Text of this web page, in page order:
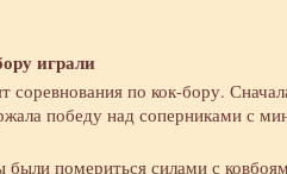
играли
по кок-бору.
победу над соперниками с
помериться силами с